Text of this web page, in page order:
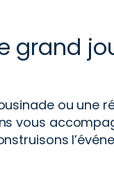
grand
ou une
vous